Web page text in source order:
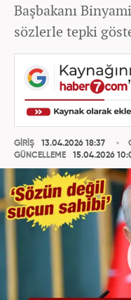
Başbakanı
sözlerle tepki
GİRİŞ
13.04.2026 18:37
GÜNCELLEME
15.04.2026